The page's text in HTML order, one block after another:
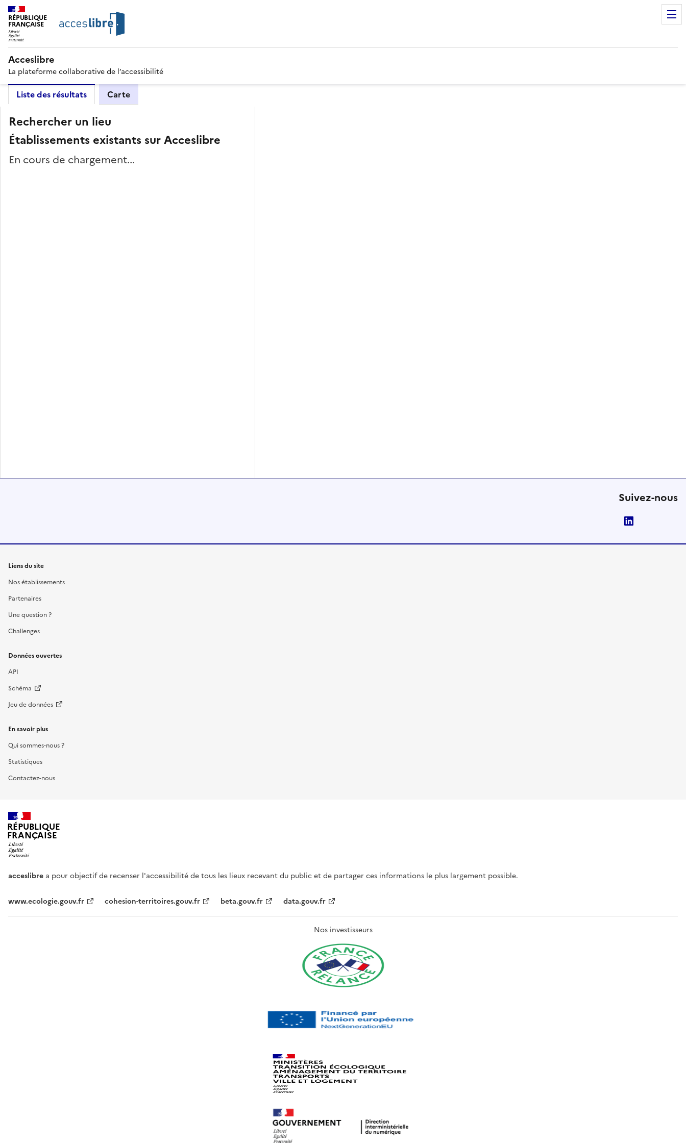
RÉPUBLIQUE
FRANÇAISE
Acceslibre
La plateforme collaborative de l’accessibilité
Liste des résultats Carte
Rechercher un lieu
Établissements existants sur Acceslibre
En cours de chargement...
Suivez-nous
Liens du site
Nos établissements
Partenaires
Une question ?
Challenges
Données ouvertes
API
Schéma
Jeu de données
En savoir plus
Qui sommes-nous ?
Statistiques
Contactez-nous
RÉPUBLIQUE
FRANÇAISE
acceslibre a pour objectif de recenser l'accessibilité de tous les lieux recevant du public et de partager ces informations le plus largement possible.
www.ecologie.gouv.fr cohesion-territoires.gouv.fr beta.gouv.fr data.gouv.fr
Nos investisseurs